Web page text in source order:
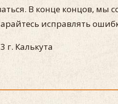
В конце концов, мы
исправлять
г. Калькута